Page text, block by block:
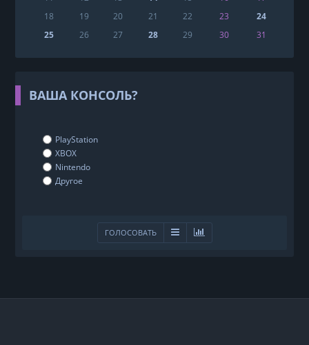
18
19 20 21 22 23
24
25
26 27 28 29 30 31
ВАША КОНСОЛЬ?
PlayStation
XBOX
Nintendo
Другое
ГОЛОСОВАТЬ